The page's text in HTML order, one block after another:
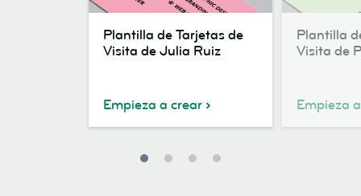
Tarjetas
Visita
Plantilla de Tarjetas de
Visita de Julia Ruiz
Empieza a crear
Tarjetas
Visita
Plantilla
Visita de
Empieza